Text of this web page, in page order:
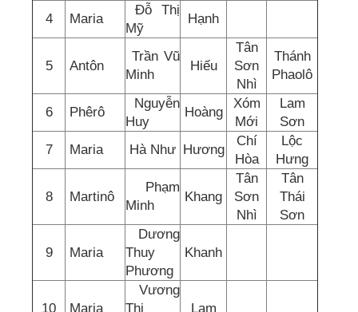
4 Maria
Đỗ Thị
Mỹ
Hạnh
5 Antôn
Trần Vũ
Minh
Hiếu
Tân
Sơn
Nhì
Thánh
Phaolô
6 Phêrô
Nguyễn
Huy
Hoàng
Xóm
Mới
Lam
Sơn
7
Maria Hà Như Hương
Chí
Hòa
Lộc
Hưng
8 Martinô
Phạm
Minh
Khang
Tân
Sơn
Nhì
Tân
Thái
Sơn
9 Maria
Dương
Thuy
Phương
Khanh
10 Maria
Vương
Thị
Lam